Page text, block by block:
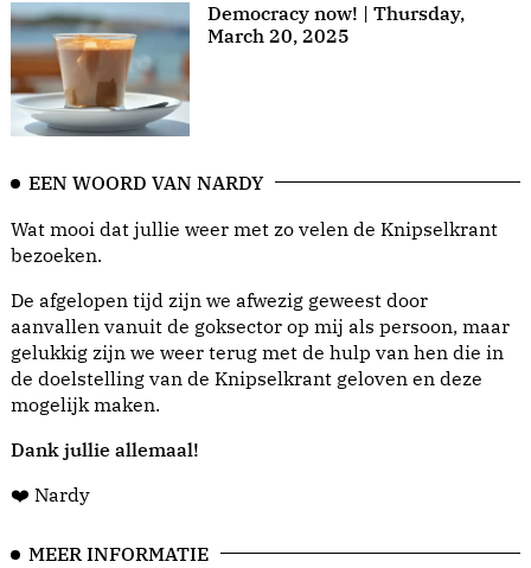
Democracy now! | Thursday,
March 20, 2025
EEN WOORD VAN NARDY
Wat mooi dat jullie weer met zo velen de Knipselkrant
bezoeken.
De afgelopen tijd zijn we afwezig geweest door
aanvallen vanuit de goksector op mij als persoon, maar
gelukkig zijn we weer terug met de hulp van hen die in
de doelstelling van de Knipselkrant geloven en deze
mogelijk maken.
Dank jullie allemaal!
❤️ Nardy
MEER INFORMATIE